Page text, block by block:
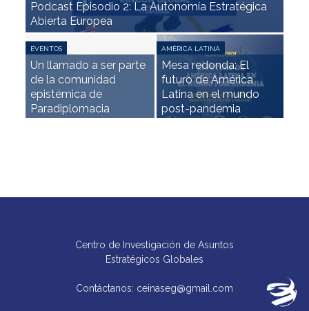
Podcast Episodio 2: La Autonomía Estratégica
Abierta Europea
EVENTOS
Un llamado a ser parte
de la comunidad
epistémica de
Paradiplomacia
AMÉRICA LATINA
Mesa redonda: El
futuro de América
Latina en el mundo
post-pandemia
Centro de Investigación de Asuntos
Estratégicos Globales
Contáctanos: ceinaseg@gmail.com